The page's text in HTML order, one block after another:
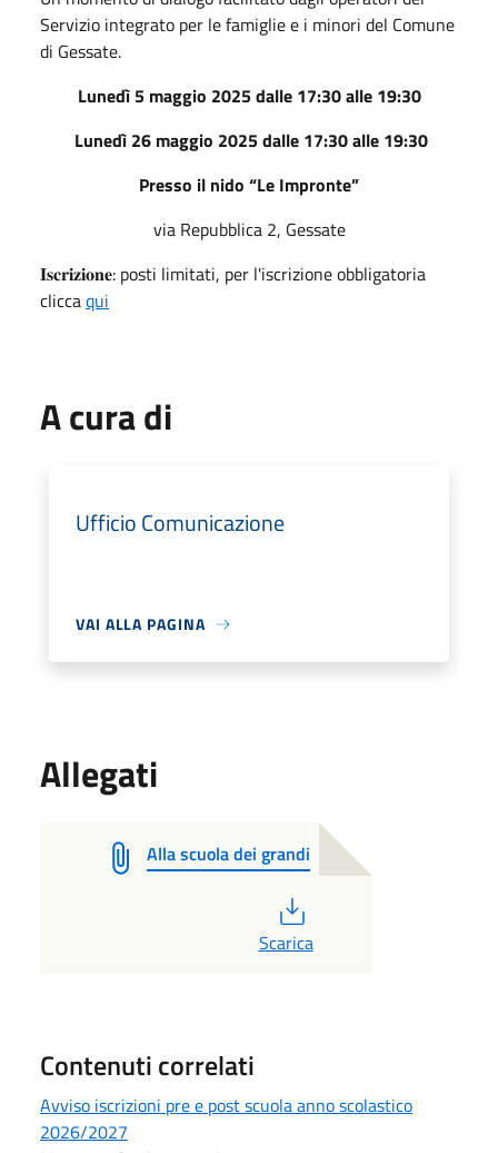
Servizio integrato per le famiglie e i minori del Comune
di Gessate.
Lunedì 5 maggio 2025 dalle 17:30 alle 19:30
Lunedì 26 maggio 2025 dalle 17:30 alle 19:30
Presso il nido “Le Impronte”
via Repubblica 2, Gessate
𝐈𝐬𝐜𝐫𝐢𝐳𝐢𝐨𝐧𝐞: posti limitati, per l'iscrizione obbligatoria
cliccaqui
A cura di
Ufficio Comunicazione
VAI ALLA PAGINA
Allegati
Alla scuola dei grandi
Scarica
Contenuti correlati
Avviso iscrizioni pre e post scuola anno scolastico
2026/2027